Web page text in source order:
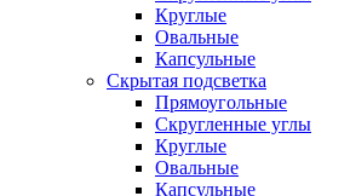
Круглые
Овальные
Капсульные
Скрытая подсветка
Прямоугольные
Скругленные углы
Круглые
Овальные
Капсульные